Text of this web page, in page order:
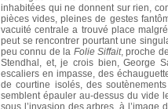
inhabitées qui ne donnent sur rien,
pièces vides, pleines de gestes
vacuité centrale a trouvé place
peut se rencontrer pourtant une
peu connu de la Folie Siffait, proche
Stendhal, et, je crois bien, George
escaliers en impasse, des
de courtine isolés, des
semblent épauler au-dessus du vide
sous l’invasion des arbres, à